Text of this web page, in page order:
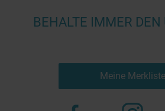
BEHALTE IMMER DEN
Meine Merkliste